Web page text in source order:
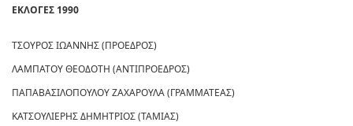
ΕΚΛΟΓΕΣ 1990
ΤΣΟΥΡΟΣ ΙΩΑΝΝΗΣ (ΠΡΟΕΔΡΟΣ)
ΛΑΜΠΑΤΟΥ ΘΕΟΔΟΤΗ (ΑΝΤΙΠΡΟΕΔΡΟΣ)
ΠΑΠΑΒΑΣΙΛΟΠΟΥΛΟΥ ΖΑΧΑΡΟΥΛΑ (ΓΡΑΜΜΑΤΕΑΣ)
ΚΑΤΣΟΥΛΙΕΡΗΣ ΔΗΜΗΤΡΙΟΣ (ΤΑΜΙΑΣ)